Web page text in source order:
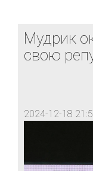
Мудрик
свою
2024-12-18